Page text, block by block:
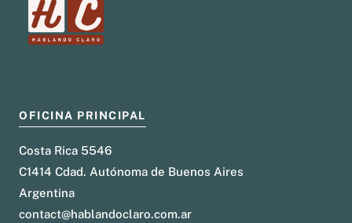
OFICINA PRINCIPAL
Costa Rica 5546
C1414 Cdad. Autónoma de Buenos Aires
Argentina
contact@hablandoclaro.com.ar